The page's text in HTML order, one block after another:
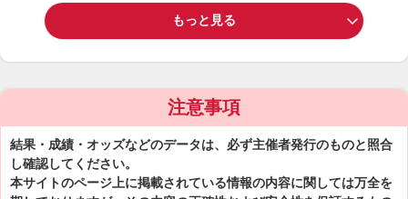
もっと見る
注意事項
結果・成績・オッズなどのデータは、必ず主催者発行のものと照合
し確認してください。
本サイトのページ上に掲載されている情報の内容に関しては万全を